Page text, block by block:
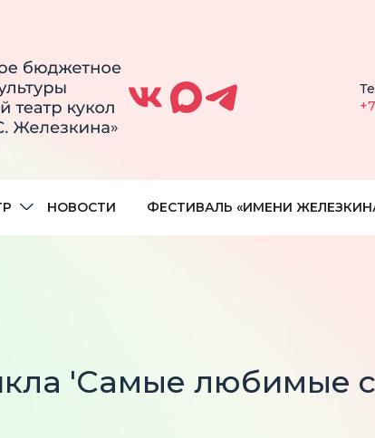
НОВОСТИ ФЕСТИВАЛЬ «ИМЕНИ
'Самые любимые